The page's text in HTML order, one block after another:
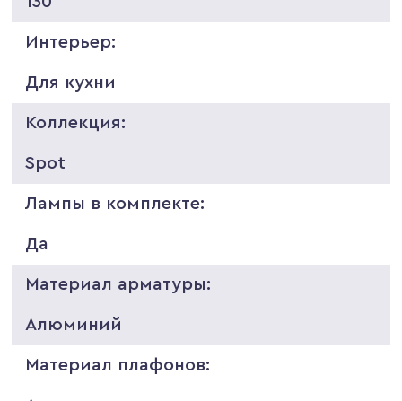
Интерьер:
Для кухни
Коллекция:
Spot
Лампы в комплекте:
Да
Материал арматуры:
Алюминий
Материал плафонов: